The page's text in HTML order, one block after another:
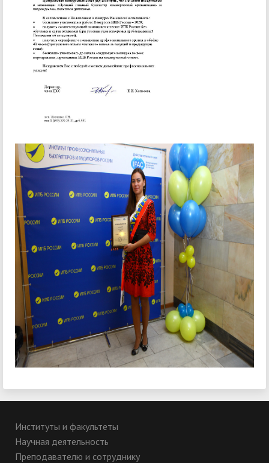
Институты и факультеты
Научная деятельность
Преподавателю и сотруднику